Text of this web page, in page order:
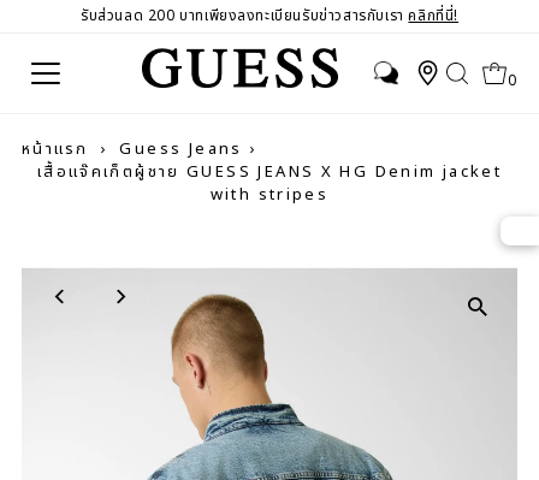
รับส่วนลด 200 บาทเพียงลงทะเบียนรับข่าวสารกับเราคลิกที่นี่!
0
หน้าแรก › Guess Jeans ›
เสื้อแจ๊คเก็ตผู้ชาย GUESS JEANS X HG Denim jacket
with stripes